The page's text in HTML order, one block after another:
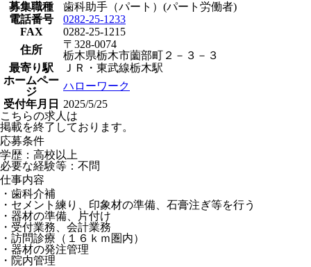
募集職種
歯科助手（パート）(パート労働者)
電話番号
0282-25-1233
FAX
0282-25-1215
住所
〒328-0074
栃木県栃木市薗部町２－３－３
最寄り駅
ＪＲ・東武線栃木駅
ホームペー
ジ
ハローワーク
受付年月日
2025/5/25
こちらの求人は
掲載を終了しております。
応募条件
学歴：高校以上
必要な経験等：不問
仕事内容
・歯科介補
・セメント練り、印象材の準備、石膏注ぎ等を行う
・器材の準備、片付け
・受付業務、会計業務
・訪問診療（１６ｋｍ圏内）
・器材の発注管理
・院内管理